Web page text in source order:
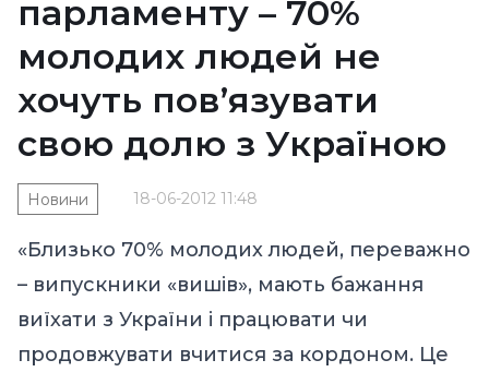
парламенту – 70%
молодих людей не
хочуть пов’язувати
свою долю з Україною
18-06-2012 11:48
Новини
«Близько 70% молодих людей, переважно
– випускники «вишів», мають бажання
виїхати з України і працювати чи
продовжувати вчитися за кордоном. Це